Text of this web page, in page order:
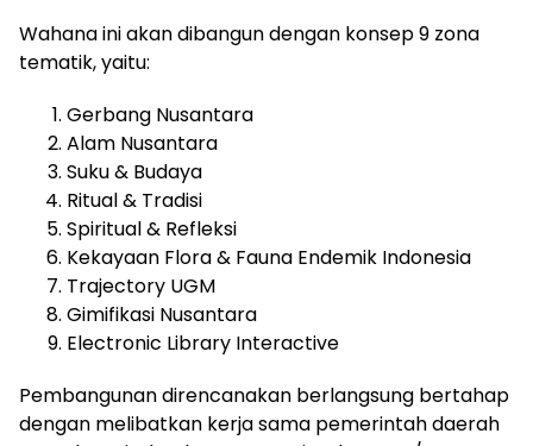
Wahana ini akan dibangun dengan konsep 9 zona
tematik, yaitu:
Gerbang Nusantara
Alam Nusantara
Suku & Budaya
Ritual & Tradisi
Spiritual & Refleksi
Kekayaan Flora & Fauna Endemik Indonesia
Trajectory UGM
Gimifikasi Nusantara
Electronic Library Interactive
Pembangunan direncanakan berlangsung bertahap
dengan melibatkan kerja sama pemerintah daerah